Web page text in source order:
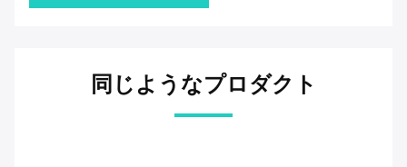
同じようなプロダクト